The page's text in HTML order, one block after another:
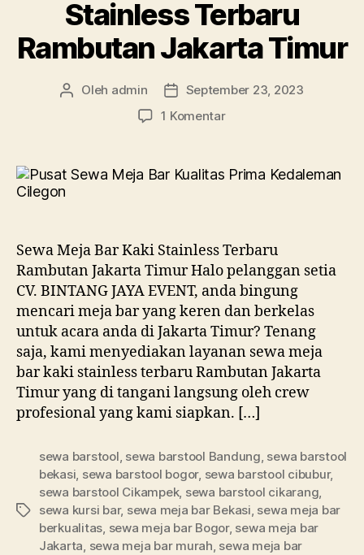
Stainless Terbaru
Rambutan Jakarta Timur
Penulis
Oleh admin
Tanggal
artikel
September 23, 2023
1 Komentarpada
Bar
Rambutan
Jakarta
Timur
Sewa Meja Bar Kaki Stainless Terbaru
Rambutan Jakarta Timur Halo pelanggan setia
CV. BINTANG JAYA EVENT, anda bingung
mencari meja bar yang keren dan berkelas
untuk acara anda di Jakarta Timur? Tenang
saja, kami menyediakan layanan sewa meja
bar kaki stainless terbaru Rambutan Jakarta
Timur yang di tangani langsung oleh crew
profesional yang kami siapkan. […]
Tag
sewa barstool, sewa barstool Bandung, sewa barstool
bekasi, sewa barstool bogor, sewa barstool cibubur,
sewa barstool Cikampek, sewa barstool cikarang,
sewa kursi bar, sewa meja bar Bekasi, sewa meja bar
berkualitas, sewa meja bar Bogor, sewa meja bar
Jakarta, sewa meja bar murah, sewa meja bar